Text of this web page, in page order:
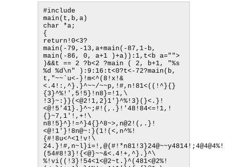
#include
main(t,b,a)
char *a;
{
return!0<3?
main(-79,-13,a+main(-87,1-b,
main(-86, 0, a+1 )+a)):1,t<b a="">
)&&t == 2 ?b<2 ?main ( 2, b+1, "%s
%d %d\n" ):9:16:t<0?t<-72?main(b,
t,"~~`u<-}!m<^(8!x!&
<.4!:,^}.}^~~/~~p,!#,n!81<((!^}{}
{3}^%!',5!5}!n8}=!1,\
!3}~:}}(<@2!1,2}1'}^%!3}(}<.}!
<@!5'41}.}^~;#!(,.}!'48!84<=!1,!
{}~7,1'!,+!\
n8!5}^}!=^}4{}^8~>,n@2!(,.}!
<@!1'}!8n@~:}(1!(<,n^%!
{#!8u<^<1!v!\
(54#8!3}!{<@}~~&<.4!+,^}.}^\
%!vi((!3}!54<1<@2~t.}^(481<@2%!